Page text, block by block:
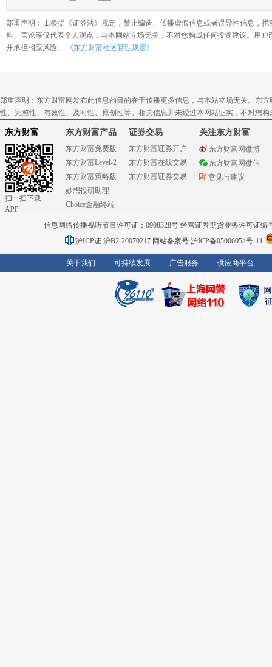
郑重声明： 1.根据《证券法》规定，禁止编造、传播虚假信息或者误导性信息，
料、言论等仅代表个人观点，与本网站立场无关，不对您构成任何投资建议。用
并承担相应风险。
《东方财富社区管理规定》
郑重声明：东方财富网发布此信息的目的在于传播更多信息，与本站立场无关。东
性、完整性、有效性、及时性、原创性等。相关信息并未经过本网站证实，不对您
东方财富
扫一扫下载
APP
东方财富产品
东方财富免费版
东方财富Level-2
东方财富策略版
妙想投研助理
Choice金融终端
证券交易
东方财富证券开户
东方财富在线交易
东方财富证券交易
关注东方财富
东方财富网微博
东方财富网微信
意见与建议
信息网络传播视听节目许可证：0908328号 经营证券期货业务许可证编
沪ICP证:沪B2-20070217 网站备案号:沪ICP备05006054号-11
关于我们 可持续发展 广告服务 供应商平台